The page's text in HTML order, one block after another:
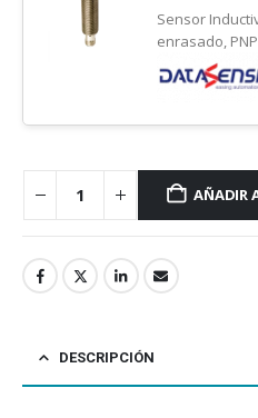
Sensor
enrasado,
AÑADIR
DESCRIPCIÓN